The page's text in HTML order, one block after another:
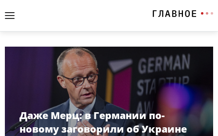
Даже Мерц: в Германии по-
новому заговорили об Украине